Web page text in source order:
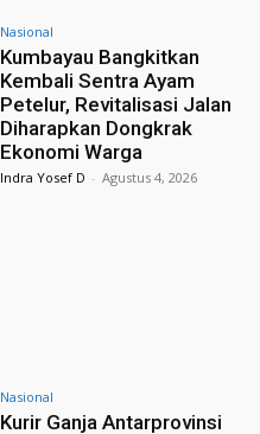
Nasional
Kumbayau Bangkitkan
Kembali Sentra Ayam
Petelur, Revitalisasi Jalan
Diharapkan Dongkrak
Ekonomi Warga
Indra Yosef D - Agustus 4, 2026
Nasional
Kurir Ganja Antarprovinsi